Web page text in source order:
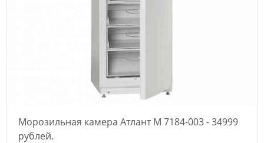
Морозильная камера Атлант M 7184-003 - 34999
рублей.